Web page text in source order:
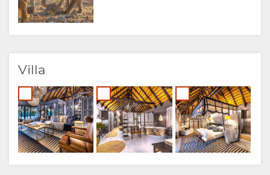
DE LANGUE
ALLEMAND
ANGLAIS
Villa